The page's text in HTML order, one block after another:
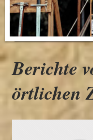
Berichte
örtlichen